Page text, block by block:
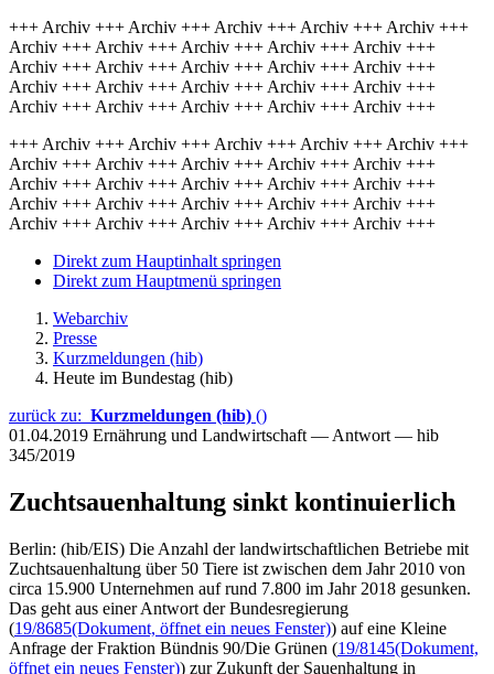
+++ Archiv +++ Archiv +++ Archiv +++ Archiv +++ Archiv +++
Archiv +++ Archiv +++ Archiv +++ Archiv +++ Archiv +++
Archiv +++ Archiv +++ Archiv +++ Archiv +++ Archiv +++
Archiv +++ Archiv +++ Archiv +++ Archiv +++ Archiv +++
Archiv +++ Archiv +++ Archiv +++ Archiv +++ Archiv +++
+++ Archiv +++ Archiv +++ Archiv +++ Archiv +++ Archiv +++
Archiv +++ Archiv +++ Archiv +++ Archiv +++ Archiv +++
Archiv +++ Archiv +++ Archiv +++ Archiv +++ Archiv +++
Archiv +++ Archiv +++ Archiv +++ Archiv +++ Archiv +++
Archiv +++ Archiv +++ Archiv +++ Archiv +++ Archiv +++
Direkt zum Hauptinhalt springen
Direkt zum Hauptmenü springen
Webarchiv
Presse
Kurzmeldungen (hib)
Heute im Bundestag (hib)
zurück zu: Kurzmeldungen (hib) ()
01.04.2019 Ernährung und Landwirtschaft — Antwort — hib
345/2019
Zuchtsauenhaltung sinkt kontinuierlich
Berlin: (hib/EIS) Die Anzahl der landwirtschaftlichen Betriebe mit
Zuchtsauenhaltung über 50 Tiere ist zwischen dem Jahr 2010 von
circa 15.900 Unternehmen auf rund 7.800 im Jahr 2018 gesunken.
Das geht aus einer Antwort der Bundesregierung
(19/8685(Dokument, öffnet ein neues Fenster)) auf eine Kleine
Anfrage der Fraktion Bündnis 90/Die Grünen (19/8145(Dokument,
öffnet ein neues Fenster)) zur Zukunft der Sauenhaltung in